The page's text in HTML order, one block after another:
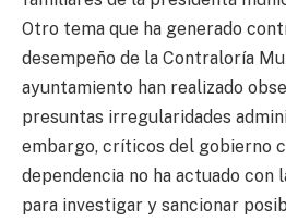
Otro tema que ha generado
desempeño de la Contraloría
ayuntamiento han realizado
presuntas irregularidades
embargo, críticos del gobierno
dependencia no ha actuado con
para investigar y sancionar